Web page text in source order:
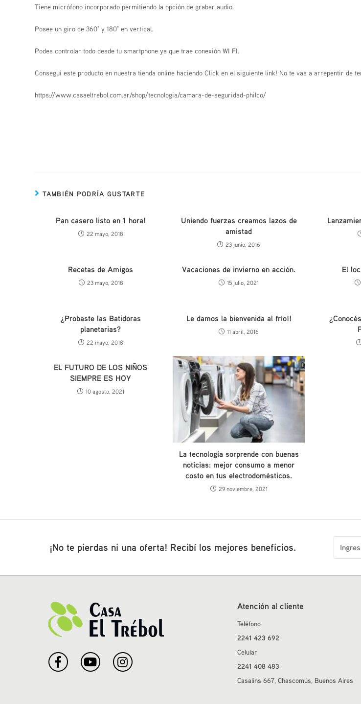
Tiene micrófono incorporado permitiendo la opción de grabar audio.
Posee un giro de 360° y 180° en vertical.
Podes controlar todo desde tu smartphone ya que trae conexión WI FI.
Consegui este producto en nuestra tienda online haciendo Click en el siguiente link! No te vas a arrepentir de
https://www.casaeltrebol.com.ar/shop/tecnologia/camara-de-seguridad-philco/
TAMBIÉN PODRÍA GUSTARTE
Pan casero listo en 1 hora!
22 mayo, 2018
Uniendo fuerzas creamos lazos de
amistad
23 junio, 2016
Recetas de Amigos
23 mayo, 2018
Vacaciones de invierno en acción.
15 julio, 2021
El
¿Probaste las Batidoras
planetarias?
22 mayo, 2018
Le damos la bienvenida al frío!!
11 abril, 2016
EL FUTURO DE LOS NIÑOS
SIEMPRE ES HOY
10 agosto, 2021
La tecnología sorprende con buenas
noticias: mejor consumo a menor
costo en tus electrodomésticos.
29 noviembre, 2021
¡No te pierdas ni una oferta! Recibí los mejores beneficios.
Atención al cliente
Teléfono
2241 423 692
Celular
2241 408 483
Casalins 667, Chascomús, Buenos Aires